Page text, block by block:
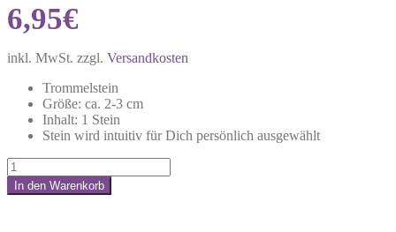
6,95€
inkl. MwSt. zzgl. Versandkosten
Trommelstein
Größe: ca. 2-3 cm
Inhalt: 1 Stein
Stein wird intuitiv für Dich persönlich ausgewählt
Granat
Trommelstein
–
In den Warenkorb